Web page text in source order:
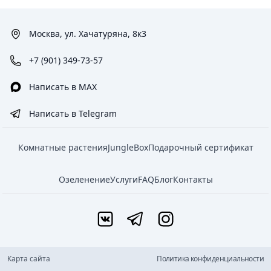
Москва, ул. Хачатуряна, 8к3
+7 (901) 349-73-57
Написать в MAX
Написать в Telegram
Комнатные растенияJungleBoxПодарочный сертификат
ОзеленениеУслугиFAQБлогКонтакты
Карта сайта
Политика конфиденциальности